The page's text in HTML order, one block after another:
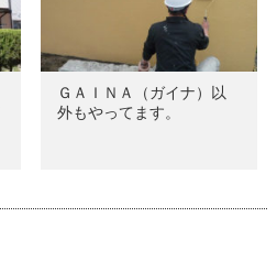
ＧＡＩＮＡ（ガイナ）以
外もやってます。